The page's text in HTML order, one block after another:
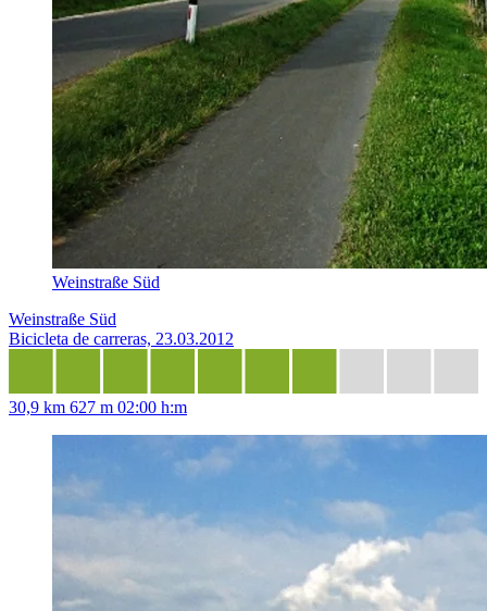
Weinstraße Süd
Weinstraße Süd
Bicicleta de carreras, 23.03.2012
30,9 km 627 m 02:00 h:m